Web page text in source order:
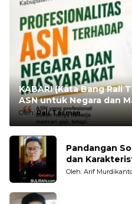
KABARI (Kata Bang Rali Tasman) :
ASN untuk Negara dan
Oleh:Rali Tasman
Pandangan
dan
Oleh: Arif